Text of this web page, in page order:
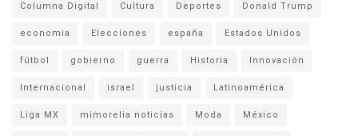
Columna Digital Cultura Deportes Donald Trump
economia Elecciones españa Estados Unidos
fútbol gobierno guerra Historia Innovación
Internacional israel justicia Latinoamérica
Liga MX mimorelia noticias Moda México